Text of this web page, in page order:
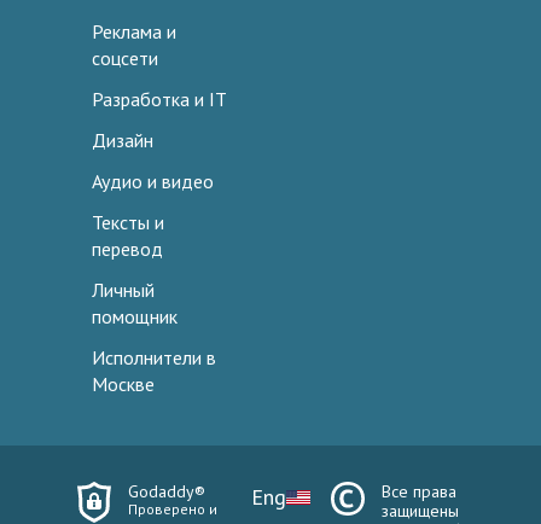
Реклама и
соцсети
Разработка и IT
Дизайн
Аудио и видео
Тексты и
перевод
Личный
помощник
Исполнители в
Москве
Godaddy®
Проверено и
Eng
Все права
защищены